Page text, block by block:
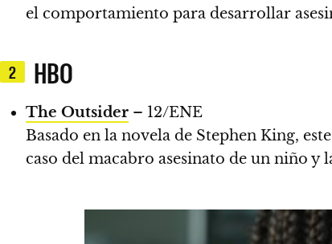
el comportamiento para desarrollar
2 HBO
The Outsider – 12/ENE
Basado en la novela de Stephen King,
caso del macabro asesinato de un niño